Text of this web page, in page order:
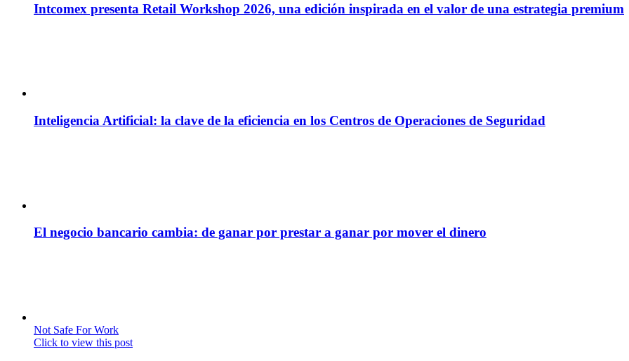
Intcomex presenta Retail Workshop 2026, una edición inspirada en el valor de una estrategia premium
Inteligencia Artificial: la clave de la eficiencia en los Centros de Operaciones de Seguridad
El negocio bancario cambia: de ganar por prestar a ganar por mover el dinero
Not Safe For Work
Click to view this post